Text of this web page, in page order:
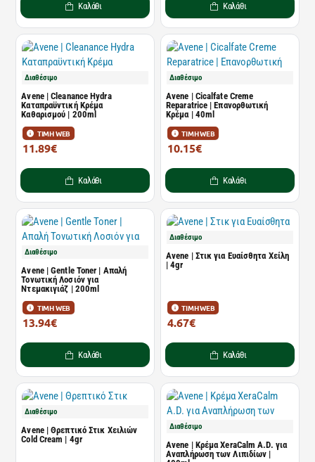
Καλάθι Καλάθι
Διαθέσιμο
Avene | Cleanance Hydra
Καταπραϋντική Κρέμα
Καθαρισμού | 200ml
ΤΙΜΗ WEB
11.89€
Καλάθι
Διαθέσιμο
Avene | Cicalfate Creme
Reparatrice | Επανορθωτική
Κρέμα | 40ml
ΤΙΜΗ WEB
10.15€
Καλάθι
Διαθέσιμο
Avene | Gentle Toner | Απαλή
Τονωτική Λοσιόν για
Ντεμακιγιάζ | 200ml
ΤΙΜΗ WEB
13.94€
Καλάθι
Διαθέσιμο
Avene | Στικ για Ευαίσθητα Χείλη
| 4gr
ΤΙΜΗ WEB
4.67€
Καλάθι
Διαθέσιμο
Avene | Θρεπτικό Στικ Χειλιών
Cold Cream | 4gr
Διαθέσιμο
Avene | Κρέμα XeraCalm A.D. για
Αναπλήρωση των Λιπιδίων |